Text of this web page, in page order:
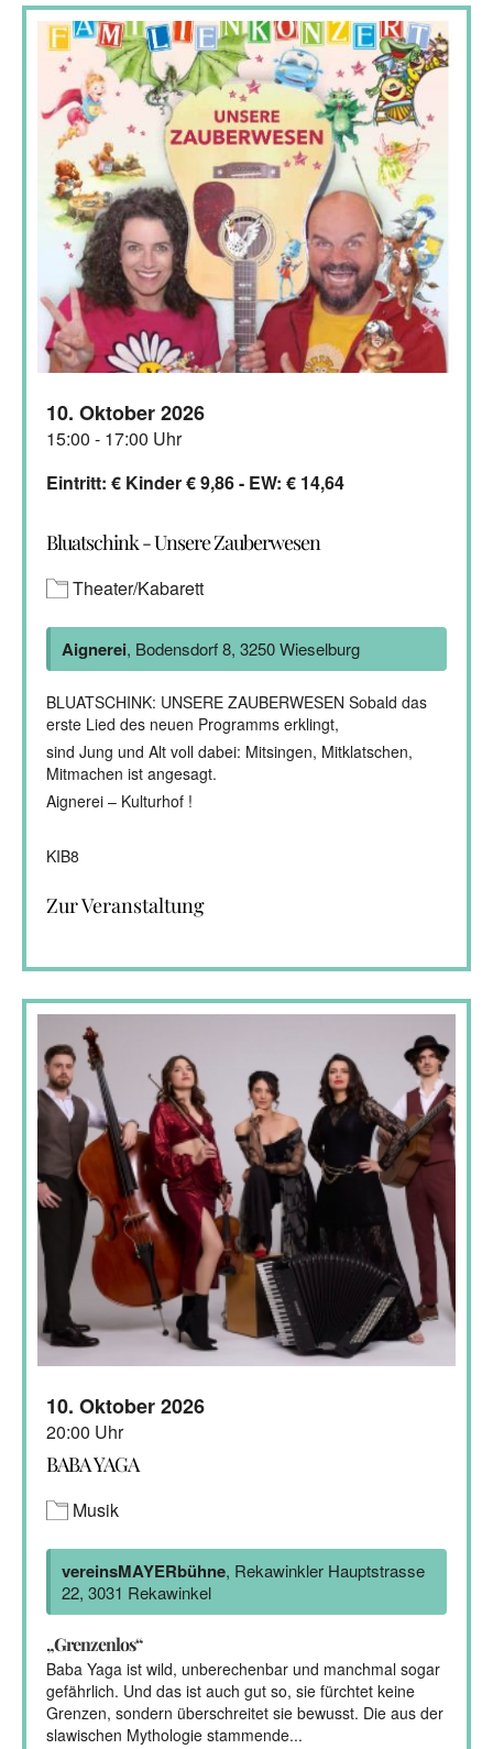
10. Oktober 2026
15:00 - 17:00 Uhr
Eintritt: € Kinder € 9,86 - EW: € 14,64
Bluatschink - Unsere Zauberwesen
Theater/Kabarett
Aignerei, Bodensdorf 8, 3250 Wieselburg
BLUATSCHINK: UNSERE ZAUBERWESEN Sobald das
erste Lied des neuen Programms erklingt,
sind Jung und Alt voll dabei: Mitsingen, Mitklatschen,
Mitmachen ist angesagt.
Aignerei – Kulturhof !
KIB8
Zur Veranstaltung
10. Oktober 2026
20:00 Uhr
BABA YAGA
Musik
vereinsMAYERbühne, Rekawinkler Hauptstrasse
22, 3031 Rekawinkel
„Grenzenlos“
Baba Yaga ist wild, unberechenbar und manchmal sogar
gefährlich. Und das ist auch gut so, sie fürchtet keine
Grenzen, sondern überschreitet sie bewusst. Die aus der
slawischen Mythologie stammende...